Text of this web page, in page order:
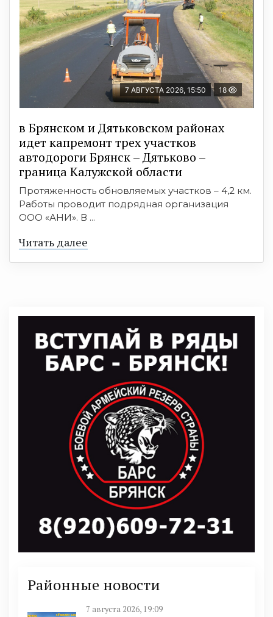
7 АВГУСТА 2026, 15:50 18
в Брянском и Дятьковском районах
идет капремонт трех участков
автодороги Брянск – Дятьково –
граница Калужской области
Протяженность обновляемых участков – 4,2 км.
Работы проводит подрядная организация
ООО «АНИ». В ...
Читать далее
Районные новости
7 августа 2026, 19:09